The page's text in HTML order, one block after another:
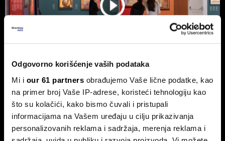
Odgovorno korišćenje vaših podataka
Mi i our 61 partners obrađujemo Vaše lične podatke, kao
na primer broj Vaše IP-adrese, koristeći tehnologiju kao
što su kolačići, kako bismo čuvali i pristupali
informacijama na Vašem uređaju u cilju prikazivanja
personalizovanih reklama i sadržaja, merenja reklama i
Kamera koja razotkriva vekovnu
prevaru - švajcarski startap cilja
tržište umetnosti koje vredi
milijarde franaka